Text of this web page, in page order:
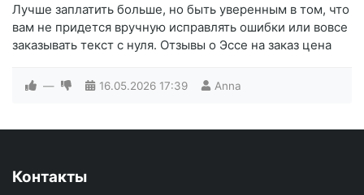
Лучше заплатить больше, но быть уверенным в том, что
вам не придется вручную исправлять ошибки или вовсе
заказывать текст с нуля. Отзывы о Эссе на заказ цена
— 16.05.2026 17:39 Anna
Контакты